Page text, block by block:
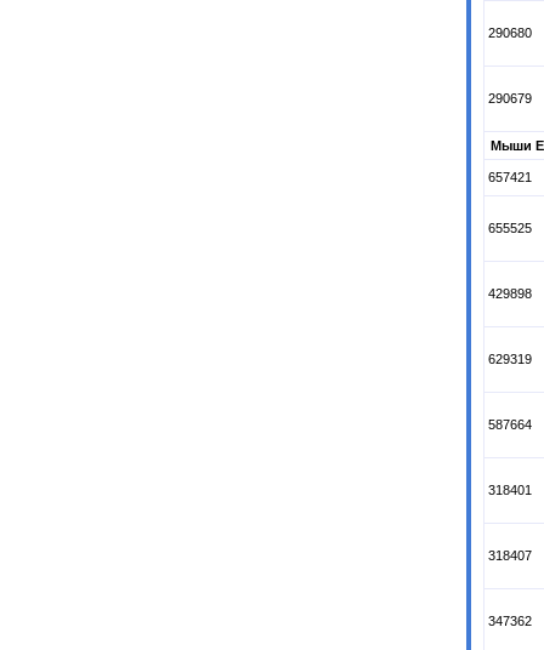
290680
290679
Мыши
657421
655525
429898
629319
587664
318401
318407
347362